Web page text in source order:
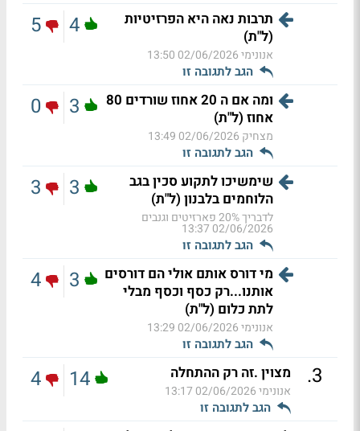
תרבות נאה היא הפרזיטיות
(ל"ת)
אנונימי02/06/2026 13:50
הגב לתגובה זו
4
5
ומה אם ה 20 אחוז שורדים 80
אחוז (ל"ת)
מצחיק 02/06/2026 13:49
הגב לתגובה זו
3
0
שימשיכו לתקוע סכין בגב
הלוחמים בלבנון (ל"ת)
לדבריך 20% פארזיטים וגנבים
02/06/2026 13:37
הגב לתגובה זו
3
3
מי דורס אותם אולי הם דורסים
אותנו...רק כסף וכסף מבלי
לתת כלום (ל"ת)
אנונימי02/06/2026 13:29
הגב לתגובה זו
3
4
3
. מצוין .זה רק ההתחלה
אנונימי02/06/2026 13:17
הגב לתגובה זו
14
4